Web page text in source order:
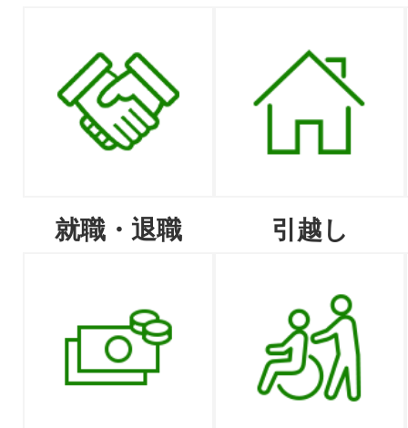
就職・退職 引越し